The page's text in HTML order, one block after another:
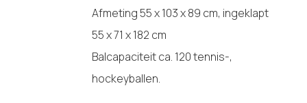
Afmeting 55 x 103 x 89 cm, ingeklapt
55 x 71 x 182 cm
Balcapaciteit ca. 120 tennis-,
hockeyballen.